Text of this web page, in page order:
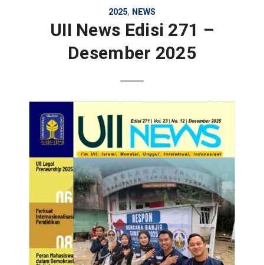
2025, NEWS
UII News Edisi 271 –
Desember 2025